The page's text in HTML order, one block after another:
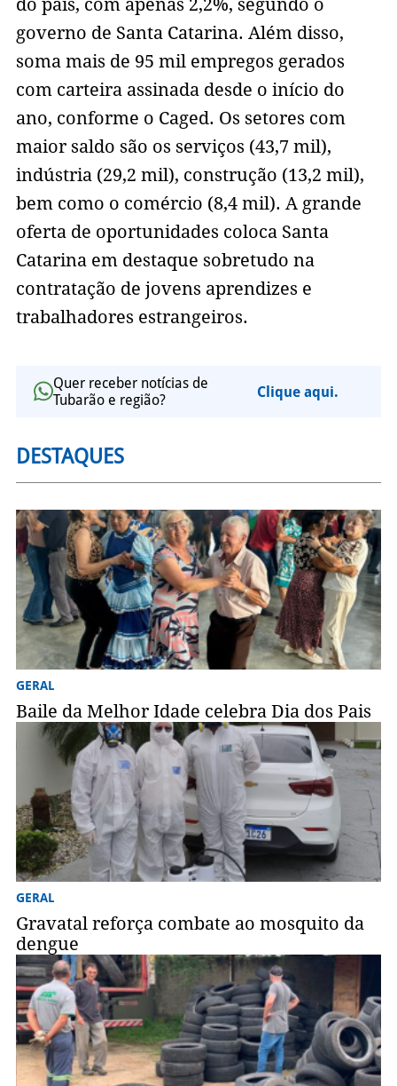
do país, com apenas 2,2%, segundo o
governo de Santa Catarina. Além disso,
soma mais de 95 mil empregos gerados
com carteira assinada desde o início do
ano, conforme o Caged. Os setores com
maior saldo são os serviços (43,7 mil),
indústria (29,2 mil), construção (13,2 mil),
bem como o comércio (8,4 mil). A grande
oferta de oportunidades coloca Santa
Catarina em destaque sobretudo na
contratação de jovens aprendizes e
trabalhadores estrangeiros.
Quer receber notícias de
Tubarão e região?
Clique aqui.
DESTAQUES
GERAL
Baile da Melhor Idade celebra Dia dos Pais
GERAL
Gravatal reforça combate ao mosquito da
dengue